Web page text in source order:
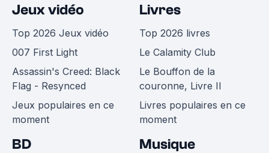
Jeux vidéo
Top 2026 Jeux vidéo
007 First Light
Assassin's Creed: Black
Flag - Resynced
Jeux populaires en ce
moment
Livres
Top 2026 livres
Le Calamity Club
Le Bouffon de la
couronne, Livre II
Livres populaires en ce
moment
BD Musique